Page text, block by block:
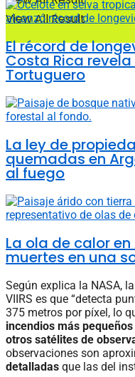
View All Result
El récord de
Costa Rica
Tortuguero
La ley de
quemadas en
al fuego
La ola de calor
muertes en una
Según explica la NASA,
VIIRS es que “detecta
375 metros por píxel, lo
incendios más
otros satélites de
observaciones son
detalladas que las del